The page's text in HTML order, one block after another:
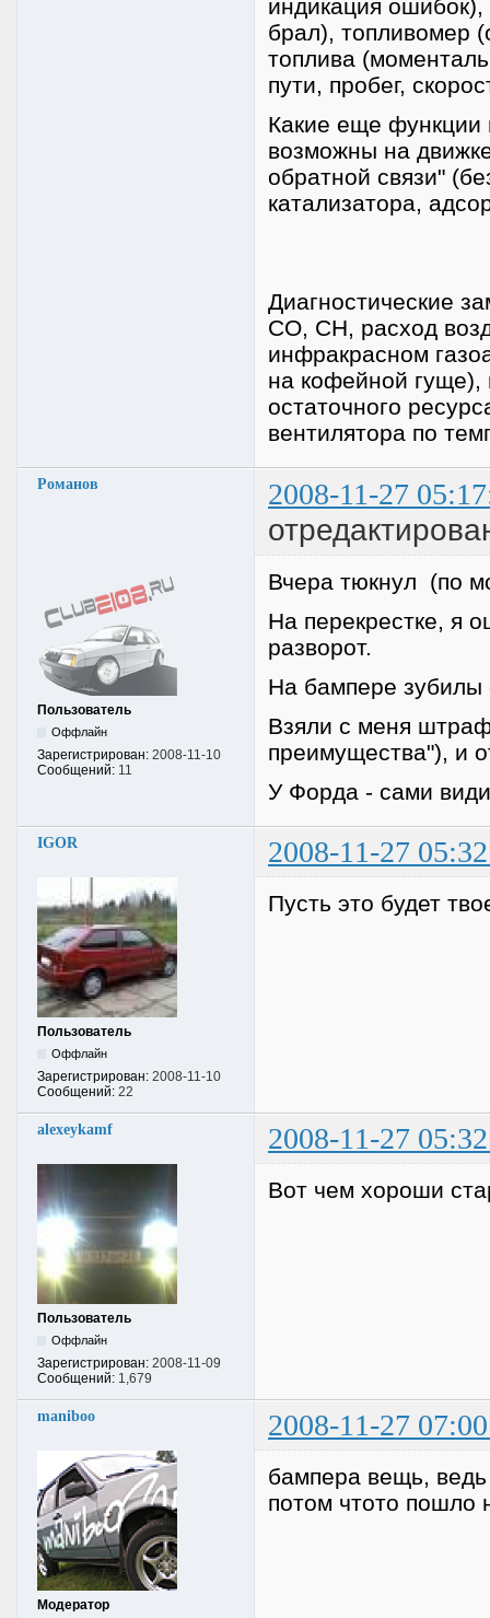
индикация ошибок),
брал), топливомер
топлива
пути, пробег,
Какие еще
возможны на
обратной связи"
катализатора,
Диагностические
СО, СН, расход
инфракрасном
на кофейной гуще),
остаточного
вентилятора по
Романов 2008-11-27
Пользователь
Оффлайн
Зарегистрирован: 2008-11-10
Сообщений: 11
Вчера тюкнул (по
На перекрестке, я
разворот.
На бампере зубилы
Взяли с меня
преимущества"), и
У Форда - сами
IGOR 2008-11-27
Пользователь
Оффлайн
Зарегистрирован: 2008-11-10
Сообщений: 22
Пусть это будет
alexeykamf 2008-11-27
Пользователь
Оффлайн
Зарегистрирован: 2008-11-09
Сообщений: 1,679
Вот чем хороши
maniboo 2008-11-27
Модератор
бампера вещь,
потом чтото пошло